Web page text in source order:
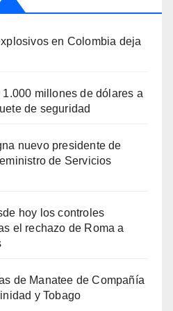
en Colombia deja
millones de dólares a
de seguridad
nuevo presidente de
de Servicios
hoy los controles
el rechazo de Roma a
de Manatee de Compañía
y Tobago